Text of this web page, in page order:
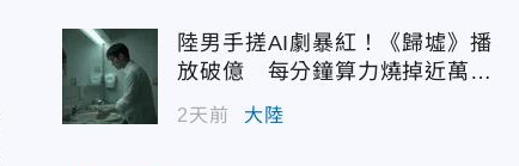
陸男手搓AI劇暴紅！《歸墟》播
放破億 每分鐘算力燒掉近萬台
2天前 大陸